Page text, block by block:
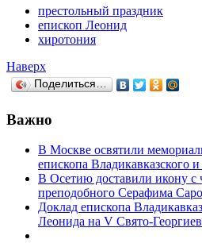
престольный праздник
епископ Леонид
хиротония
Наверх
Поделиться…
Важно
В Москве освятили
епископа Владикавказского
В Осетию доставили икону с
преподобного Серафима
Доклад епископа
Леонида на V Свято-